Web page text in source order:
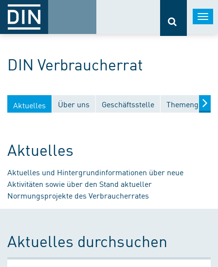
DIN Verbraucherrat
Aktuelles Über uns Geschäftsstelle
Aktuelles
Aktuelles und Hintergrundinformationen über neue
Aktivitäten sowie über den Stand aktueller
Normungsprojekte des Verbraucherrates
Aktuelles durchsuchen